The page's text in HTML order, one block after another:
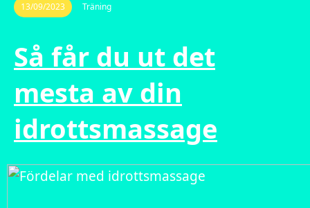
13/09/2023 Träning
Så får du ut det
mesta av din
idrottsmassage